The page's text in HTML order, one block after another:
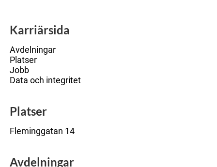
Karriärsida
Avdelningar
Platser
Jobb
Data och integritet
Platser
Fleminggatan 14
Avdelningar